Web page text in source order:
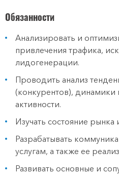
Обязанности
Анализировать и
привлечения трафика,
лидогенерации.
Проводить анализ
(конкурентов),
активности.
Изучать состояние
Разрабатывать
услугам, а также ее
Развивать основные и